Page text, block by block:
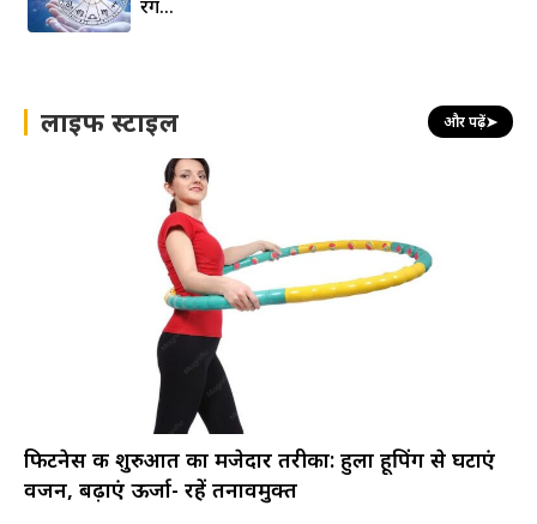
रंग…
लाइफ स्टाइल और पढ़ें➤
फिटनेस की शुरुआत का मजेदार तरीका: हुला हूपिंग से घटाएं
वजन, बढ़ाएं ऊर्जा- रहें तनावमुक्त